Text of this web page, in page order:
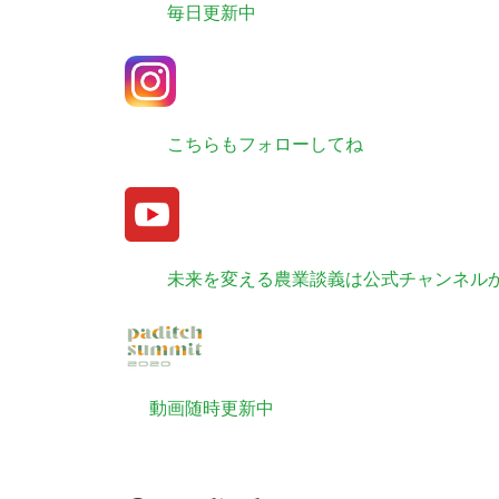
毎日更新中
こちらもフォローしてね
未来を変える農業談義は公式チャンネル
動画随時更新中